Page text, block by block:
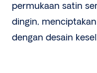
permukaan satin
dingin,
dengan desain